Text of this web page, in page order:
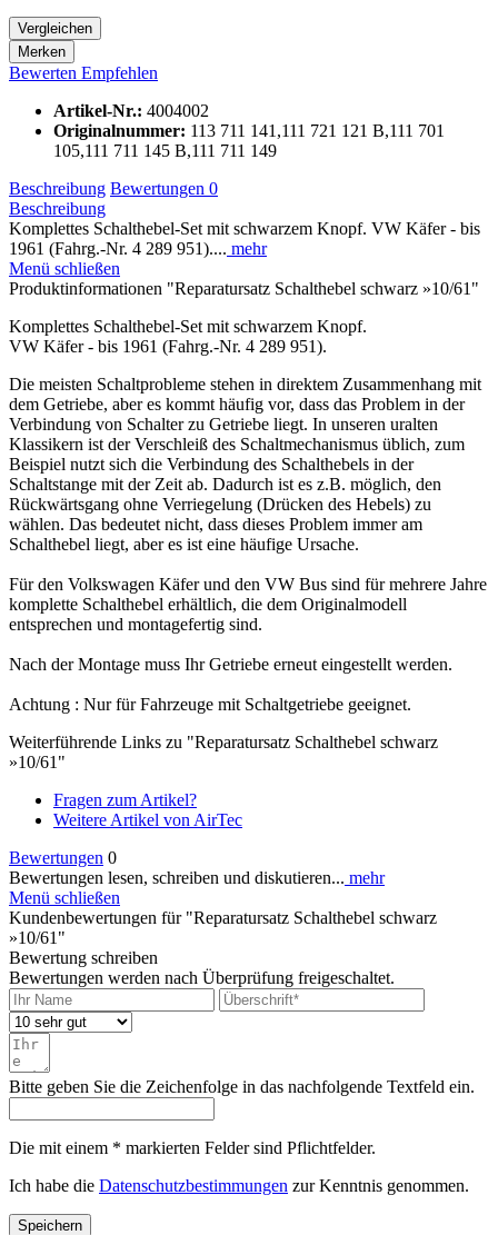
Vergleichen
Merken
Bewerten Empfehlen
Artikel-Nr.: 4004002
Originalnummer: 113 711 141,111 721 121 B,111 701
105,111 711 145 B,111 711 149
Beschreibung Bewertungen 0
Beschreibung
Komplettes Schalthebel-Set mit schwarzem Knopf. VW Käfer - bis
1961 (Fahrg.-Nr. 4 289 951).... mehr
Menü schließen
Produktinformationen "Reparatursatz Schalthebel schwarz »10/61"
Komplettes Schalthebel-Set mit schwarzem Knopf.
VW Käfer - bis 1961 (Fahrg.-Nr. 4 289 951).
Die meisten Schaltprobleme stehen in direktem Zusammenhang mit
dem Getriebe, aber es kommt häufig vor, dass das Problem in der
Verbindung von Schalter zu Getriebe liegt. In unseren uralten
Klassikern ist der Verschleiß des Schaltmechanismus üblich, zum
Beispiel nutzt sich die Verbindung des Schalthebels in der
Schaltstange mit der Zeit ab. Dadurch ist es z.B. möglich, den
Rückwärtsgang ohne Verriegelung (Drücken des Hebels) zu
wählen. Das bedeutet nicht, dass dieses Problem immer am
Schalthebel liegt, aber es ist eine häufige Ursache.
Für den Volkswagen Käfer und den VW Bus sind für mehrere Jahre
komplette Schalthebel erhältlich, die dem Originalmodell
entsprechen und montagefertig sind.
Nach der Montage muss Ihr Getriebe erneut eingestellt werden.
Achtung : Nur für Fahrzeuge mit Schaltgetriebe geeignet.
Weiterführende Links zu "Reparatursatz Schalthebel schwarz
»10/61"
Fragen zum Artikel?
Weitere Artikel von AirTec
Bewertungen 0
Bewertungen lesen, schreiben und diskutieren... mehr
Menü schließen
Kundenbewertungen für "Reparatursatz Schalthebel schwarz
»10/61"
Bewertung schreiben
Bewertungen werden nach Überprüfung freigeschaltet.
Bitte geben Sie die Zeichenfolge in das nachfolgende Textfeld ein.
Die mit einem * markierten Felder sind Pflichtfelder.
Ich habe die Datenschutzbestimmungen zur Kenntnis genommen.
Speichern